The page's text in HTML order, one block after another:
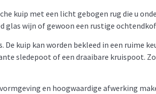
kuip met een licht gebogen rug die u
wijn of gewoon een rustige
kuip kan worden bekleed in een ruime
sledepoot of een draaibare kruispoot.
en hoogwaardige afwerking